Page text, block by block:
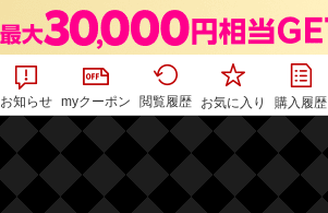
お知らせ myクーポン 閲覧履歴 お気に入り 購入履歴